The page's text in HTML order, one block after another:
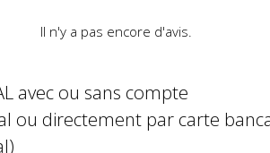
Il n'y a pas encore d'avis.
avec ou sans compte
ou directement par carte